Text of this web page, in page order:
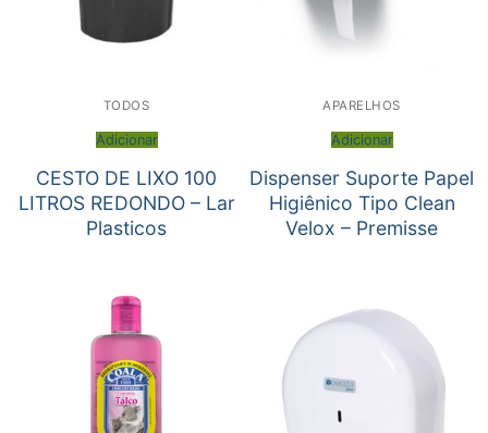
TODOS
Adicionar
CESTO DE LIXO 100
LITROS REDONDO – Lar
Plasticos
APARELHOS
Adicionar
Dispenser Suporte Papel
Higiênico Tipo Clean
Velox – Premisse